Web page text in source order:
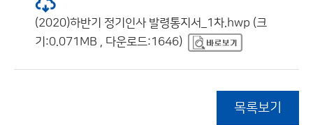
(2020)하반기 정기인사 발령통지서_1차.hwp (크
기:0.071MB , 다운로드:1646)
목록보기